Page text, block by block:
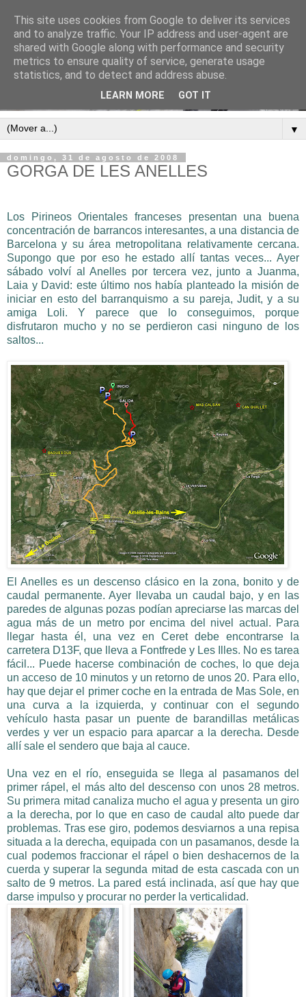
▼
domingo, 31 de agosto de 2008
GORGA DE LES ANELLES
Los Pirineos Orientales franceses presentan una buena
concentración de barrancos interesantes, a una distancia de
Barcelona y su área metropolitana relativamente cercana.
Supongo que por eso he estado allí tantas veces... Ayer
sábado volví al Anelles por tercera vez, junto a Juanma,
Laia y David: este último nos había planteado la misión de
iniciar en esto del barranquismo a su pareja, Judit, y a su
amiga Loli. Y parece que lo conseguimos, porque
disfrutaron mucho y no se perdieron casi ninguno de los
saltos...
El Anelles es un descenso clásico en la zona, bonito y de
caudal permanente. Ayer llevaba un caudal bajo, y en las
paredes de algunas pozas podían apreciarse las marcas del
agua más de un metro por encima del nivel actual. Para
llegar hasta él, una vez en Ceret debe encontrarse la
carretera D13F, que lleva a Fontfrede y Les Illes. No es tarea
fácil... Puede hacerse combinación de coches, lo que deja
un acceso de 10 minutos y un retorno de unos 20. Para ello,
hay que dejar el primer coche en la entrada de Mas Sole, en
una curva a la izquierda, y continuar con el segundo
vehículo hasta pasar un puente de barandillas metálicas
verdes y ver un espacio para aparcar a la derecha. Desde
allí sale el sendero que baja al cauce.
Una vez en el río, enseguida se llega al pasamanos del
primer rápel, el más alto del descenso con unos 28 metros.
Su primera mitad canaliza mucho el agua y presenta un giro
a la derecha, por lo que en caso de caudal alto puede dar
problemas. Tras ese giro, podemos desviarnos a una repisa
situada a la derecha, equipada con un pasamanos, desde la
cual podemos fraccionar el rápel o bien deshacernos de la
cuerda y superar la segunda mitad de esta cascada con un
salto de 9 metros. La pared está inclinada, así que hay que
darse impulso y procurar no perder la verticalidad.
This site uses cookies from Google to deliver its services
and to analyze traffic. Your IP address and user-agent are
shared with Google along with performance and security
metrics to ensure quality of service, generate usage
statistics, and to detect and address abuse.
LEARN MORE GOT IT